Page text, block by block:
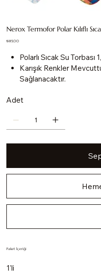
Nerox Termofor Polar Kılıflı
Fiyat
₺185,00
Polarlı Sıcak Su Torbası
Karışık Renkler
Sağlanacaktır.
Adet
Paket İçeriği
1'li